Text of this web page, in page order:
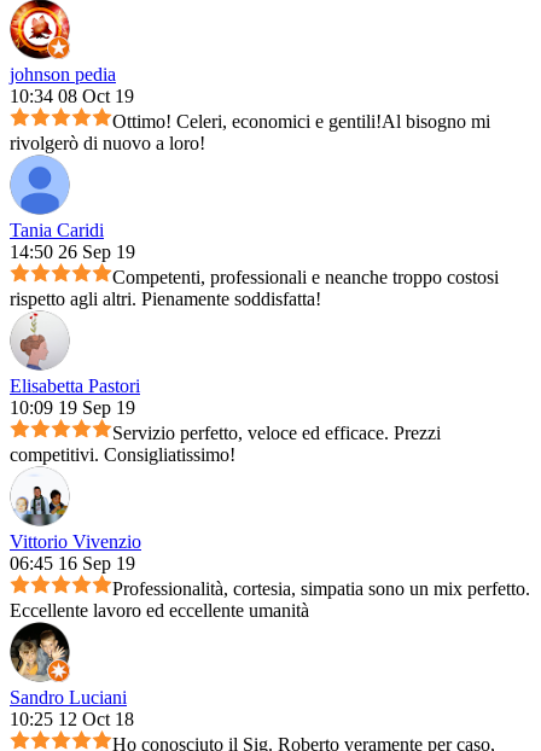
johnson pedia
10:34 08 Oct 19
Ottimo! Celeri, economici e gentili!Al bisogno mi
rivolgerò di nuovo a loro!
Tania Caridi
14:50 26 Sep 19
Competenti, professionali e neanche troppo costosi
rispetto agli altri. Pienamente soddisfatta!
Elisabetta Pastori
10:09 19 Sep 19
Servizio perfetto, veloce ed efficace. Prezzi
competitivi. Consigliatissimo!
Vittorio Vivenzio
06:45 16 Sep 19
Professionalità, cortesia, simpatia sono un mix perfetto.
Eccellente lavoro ed eccellente umanità
Sandro Luciani
10:25 12 Oct 18
Ho conosciuto il Sig. Roberto veramente per caso,